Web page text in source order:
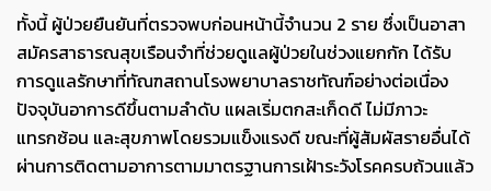
ทั้งนี้ ผู้ป่วยยืนยันที่ตรวจพบก่อนหน้านี้จำนวน 2 ราย ซึ่งเป็นอาสา
สมัครสาธารณสุขเรือนจำที่ช่วยดูแลผู้ป่วยในช่วงแยกกัก ได้รับ
การดูแลรักษาที่ทัณฑสถานโรงพยาบาลราชทัณฑ์อย่างต่อเนื่อง
ปัจจุบันอาการดีขึ้นตามลำดับ แผลเริ่มตกสะเก็ดดี ไม่มีภาวะ
แทรกซ้อน และสุขภาพโดยรวมแข็งแรงดี ขณะที่ผู้สัมผัสรายอื่นได้
ผ่านการติดตามอาการตามมาตรฐานการเฝ้าระวังโรคครบถ้วนแล้ว